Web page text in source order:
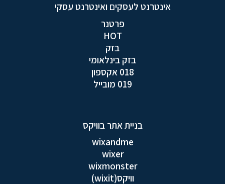
אינטרנט לעסקים ואינטרנט עסקי
פרטנר
HOT
בזק
בזק בינלאומי
018 אקספון
019 מובייל
בניית אתר בוויקס
wixandme
wixer
wixmonster
וויקס(wixit)